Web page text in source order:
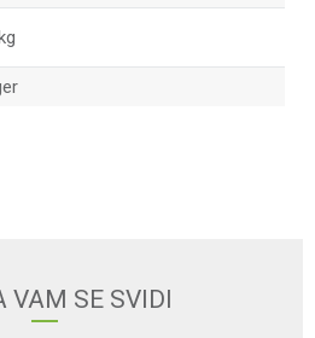
VAM SE SVIDI